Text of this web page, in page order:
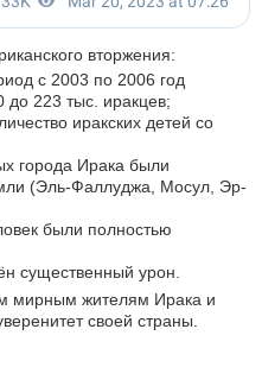
вторжения:
с 2003 по 2006 год
до 223 тыс. иракцев;
иракских детей со
города Ирака были
(Эль-Фаллуджа, Мосул, Эр-
были полностью
существенный урон.
мирным жителям Ирака и
своей страны.